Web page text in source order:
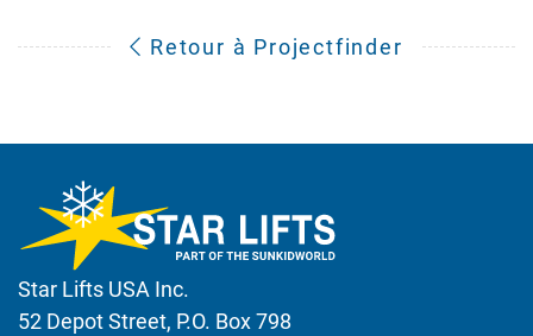
Retour à Projectfinder
Star Lifts USA Inc.
52 Depot Street, P.O. Box 798